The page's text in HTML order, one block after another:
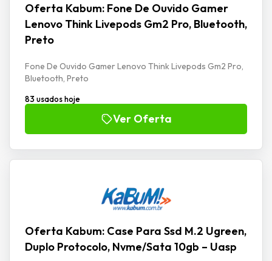
Oferta Kabum: Fone De Ouvido Gamer
Lenovo Think Livepods Gm2 Pro, Bluetooth,
Preto
Fone De Ouvido Gamer Lenovo Think Livepods Gm2 Pro,
Bluetooth, Preto
83 usados hoje
Ver Oferta
Oferta Kabum: Case Para Ssd M.2 Ugreen,
Duplo Protocolo, Nvme/Sata 10gb – Uasp